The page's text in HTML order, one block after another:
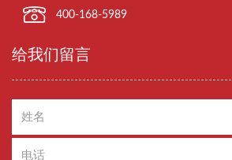
400-168-5989
给我们留言